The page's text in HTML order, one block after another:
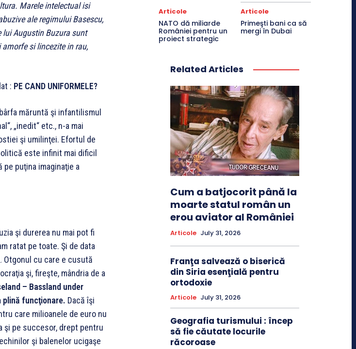
Marele intelectual isi
ale regimului Basescu,
lui Augustin Buzura sunt
si lincezite in rau,
: PE CAND UNIFORMELE?
măruntă şi infantilismul
„inedit“ etc., n-a mai
şi umilinţei. Efortul de
este infinit mai dificil
puţina imaginaţie a
şi durerea nu mai pot fi
ratat pe toate. Şi de data
Otgonul cu care e cusută
şi, fireşte, mândria de a
– Bassland under
plină funcţionare. Dacă îşi
care milioanele de euro nu
şi pe succesor, drept pentru
şi balenelor ucigaşe
Articole
NATO dă miliarde
României pentru un
proiect strategic
Articole
Primeşti bani ca să
mergi în Dubai
Related Articles
Cum a batjocorit până la
moarte statul român un
erou aviator al României
Articole July 31, 2026
Franţa salvează o biserică
din Siria esenţială pentru
ortodoxie
Articole July 31, 2026
Geografia turismului : încep
să fie căutate locurile
răcoroase